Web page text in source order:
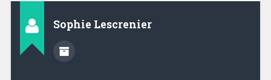
Sophie Lescrenier